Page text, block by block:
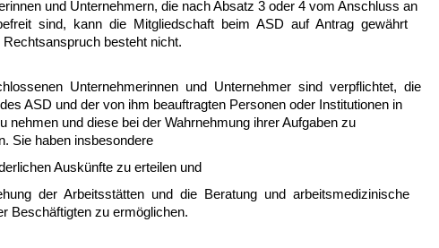
und Unternehmern, die nach Absatz 3 oder 4 vom Anschluss an
sind, kann die Mitgliedschaft beim ASD auf Antrag gewährt
Rechtsanspruch besteht nicht.
Unternehmerinnen und Unternehmer sind verpflichtet, die
ASD und der von ihm beauftragten Personen oder Institutionen in
nehmen und diese bei der Wahrnehmung ihrer Aufgaben zu
Sie haben insbesondere
Auskünfte zu erteilen und
der Arbeitsstätten und die Beratung und arbeitsmedizinische
Beschäftigten zu ermöglichen.